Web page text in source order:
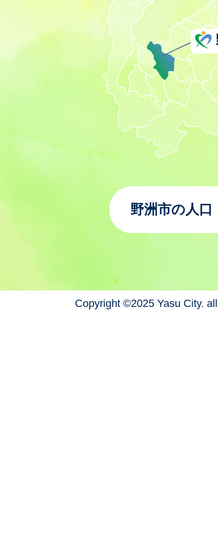
野洲市の人口
Copyright ©2025 Yasu City.